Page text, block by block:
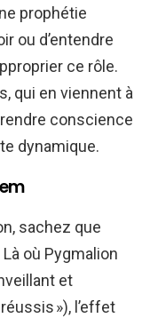
prophétie
ou d’entendre
ce rôle.
qui en viennent à
conscience
dynamique.
sachez que
où Pygmalion
et
»), l’effet